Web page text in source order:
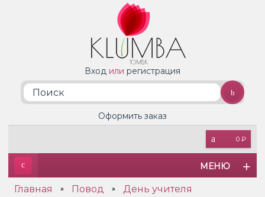
Вход или регистрация
0 ₽
Оформить заказ
МЕНЮ
Главная » Повод » День учителя